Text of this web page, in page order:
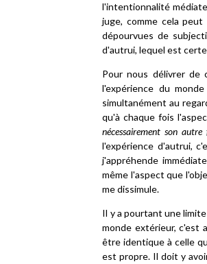
l'intentionnalité
juge, comme cela
dépourvues de
d'autrui, lequel est
Pour nous délivrer de
l'expérience du
simultanément au
qu'à chaque fois
nécessairement son autre
l'expérience d'autrui,
j'appréhende
même l'aspect que
me dissimule.
Il y a pourtant une
monde extérieur, c'est
être identique à celle
est propre. Il doit y